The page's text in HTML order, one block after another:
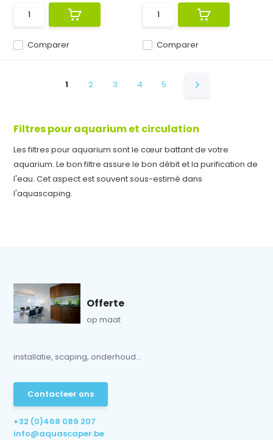
Comparer Comparer
1 2 3 4 5
Filtres pour aquarium et circulation
Les filtres pour aquarium sont le cœur battant de votre
aquarium. Le bon filtre assure le bon débit et la purification de
l'eau. Cet aspect est souvent sous-estimé dans
l'aquascaping.
Offerte
op maat
installatie, scaping, onderhoud...
Contacteer ons
+32 (0)468 089 207
info@aquascaper.be